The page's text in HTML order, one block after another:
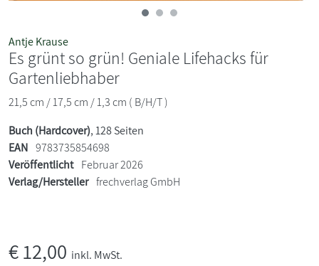
Antje Krause
Es grünt so grün! Geniale Lifehacks für
Gartenliebhaber
21,5 cm / 17,5 cm / 1,3 cm ( B/H/T )
Buch (Hardcover), 128 Seiten
EAN 9783735854698
Veröffentlicht Februar 2026
Verlag/Hersteller frechverlag GmbH
€12,00 inkl. MwSt.